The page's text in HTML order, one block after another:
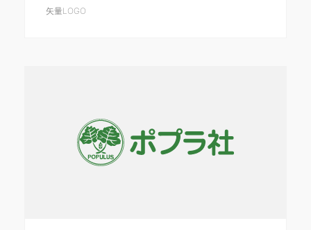
矢量LOGO